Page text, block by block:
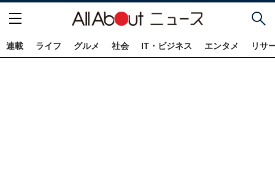
連載 ライフ グルメ 社会 IT・ビジネス エンタメ リサ